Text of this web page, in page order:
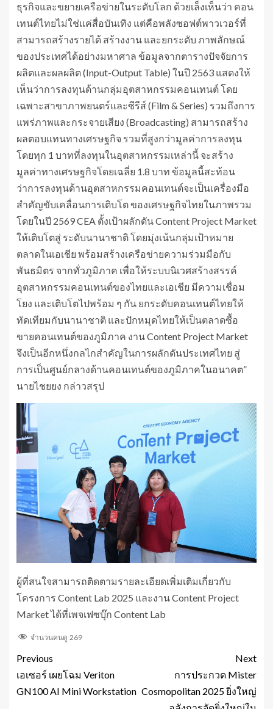
ธุรกิจและขยายเครือข่ายในระดับโลก ด้วยเล็งเห็นว่า คอน
เทนต์ไทยไม่ใช่แค่สื่อบันเทิง แต่คือพลังซอฟต์พาวเวอร์ที่
สามารถสร้างรายได้ สร้างงาน และยกระดับ ภาพลักษณ์
ของประเทศได้อย่างมหาศาล ข้อมูลจากตารางปัจจัยการ
ผลิตและผลผลิต (Input-Output Table) ในปี 2563 แสดงให้
เห็นว่าการลงทุนด้านกลุ่มอุตสาหกรรมคอนเทนต์ โดย
เฉพาะสาขาภาพยนตร์และซีรีส์ (Film & Series) รวมถึงการ
แพร่ภาพและกระจายเสียง (Broadcasting) สามารถสร้าง
ผลตอบแทนทางเศรษฐกิจ รวมที่สูงกว่ามูลค่าการลงทุน
โดยทุก 1 บาทที่ลงทุนในอุตสาหกรรมเหล่านี้ จะสร้าง
มูลค่าทางเศรษฐกิจโดยเฉลี่ย 1.8 บาท ข้อมูลนี้สะท้อน
ว่าการลงทุนด้านอุตสาหกรรมคอนเทนต์จะเป็นเครื่องมือ
สำคัญขับเคลื่อนการเติบโต ของเศรษฐกิจไทยในภาพรวม
โดยในปี 2569 CEA ตั้งเป้าผลักดัน Content Project Market
ให้เติบโตสู่ ระดับนานาชาติ โดยมุ่งเน้นกลุ่มเป้าหมาย
ตลาดในเอเชีย พร้อมสร้างเครือข่ายความร่วมมือกับ
พันธมิตร จากทั่วภูมิภาค เพื่อให้ระบบนิเวศสร้างสรรค์
อุตสาหกรรมคอนเทนต์ของไทยและเอเชีย มีความเชื่อม
โยง และเติบโตไปพร้อม ๆ กัน ยกระดับคอนเทนต์ไทยให้
ทัดเทียมกับนานาชาติ และปักหมุดไทยให้เป็นตลาดซื้อ
ขายคอนเทนต์ของภูมิภาค งาน Content Project Market
จึงเป็นอีกหนึ่งกลไกสำคัญในการผลักดันประเทศไทย สู่
การเป็นศูนย์กลางด้านคอนเทนต์ของภูมิภาคในอนาคต”
นายไชยยง กล่าวสรุป
ผู้ที่สนใจสามารถติดตามรายละเอียดเพิ่มเติมเกี่ยวกับ
โครงการ Content Lab 2025 และงาน Content Project
Market ได้ที่เพจเฟซบุ๊ก Content Lab
จำนวนคนดู 269
Previous
เอเซอร์ เผยโฉม Veriton
GN100 AI Mini Workstation
Next
การประกวด Mister
Cosmopolitan 2025 ยิ่งใหญ่